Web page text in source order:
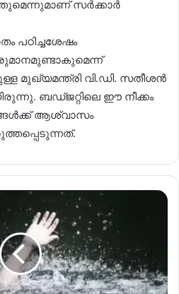
സർക്കാർ
പഠിച്ചശേഷം
മുഖ്യമന്ത്രി വി.ഡി. സതീശൻ
ബഡ്ജറ്റിലെ ഈ നീക്കം
ആശ്വാസം